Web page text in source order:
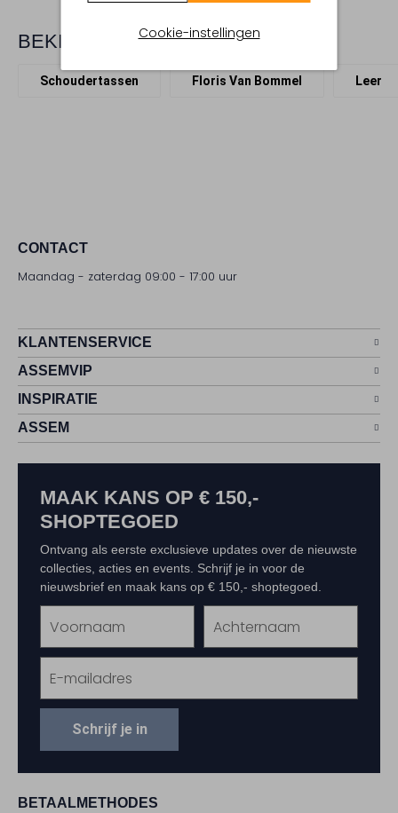
Cookie-instellingen
BEKIJK MEER
Schoudertassen Floris Van Bommel Leer
CONTACT
Maandag - zaterdag 09:00 - 17:00 uur
KLANTENSERVICE
ASSEMVIP
INSPIRATIE
ASSEM
BETAALMETHODES
MAAK KANS OP € 150,-
SHOPTEGOED
Ontvang als eerste exclusieve updates over de nieuwste
collecties, acties en events. Schrijf je in voor de
nieuwsbrief en maak kans op € 150,- shoptegoed.
Schrijf je in